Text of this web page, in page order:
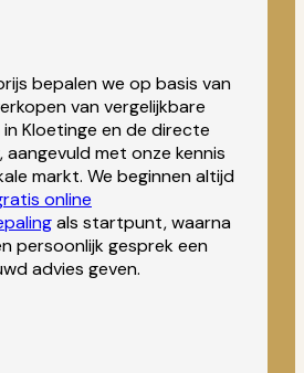
bepalen we op basis van
van vergelijkbare
Kloetinge en de directe
aangevuld met onze kennis
markt. We beginnen altijd
online
als startpunt, waarna
persoonlijk gesprek een
advies geven.